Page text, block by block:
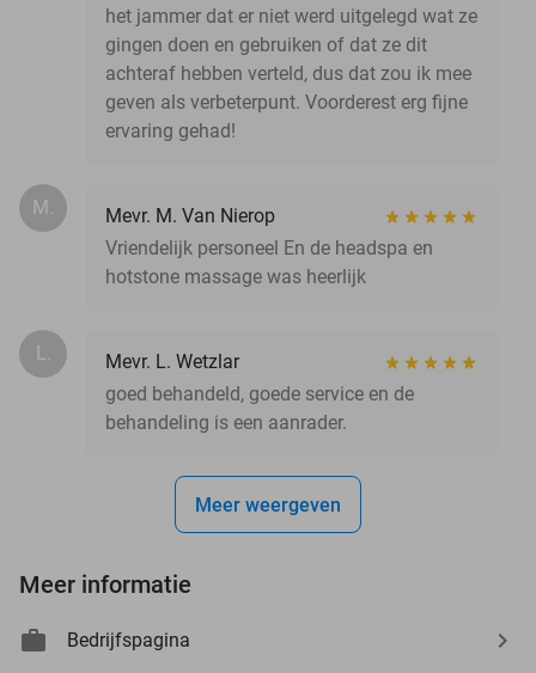
het jammer dat er niet werd uitgelegd wat ze
gingen doen en gebruiken of dat ze dit
achteraf hebben verteld, dus dat zou ik mee
geven als verbeterpunt. Voorderest erg fijne
ervaring gehad!
M.
Mevr. M. Van Nierop
Vriendelijk personeel En de headspa en
hotstone massage was heerlijk
L.
Mevr. L. Wetzlar
goed behandeld, goede service en de
behandeling is een aanrader.
Meer weergeven
Meer informatie
Bedrijfspagina